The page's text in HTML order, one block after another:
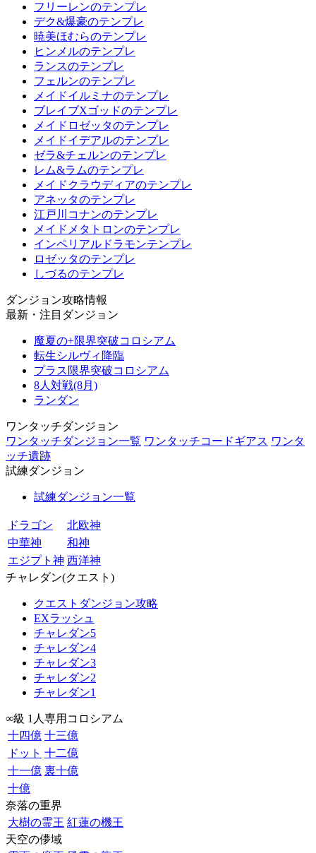
フリーレンのテンプレ
デク&爆豪のテンプレ
暁美ほむらのテンプレ
ヒンメルのテンプレ
ランスのテンプレ
フェルンのテンプレ
メイドイルミナのテンプレ
ブレイブXゴッドのテンプレ
メイドロゼッタのテンプレ
メイドイデアルのテンプレ
ゼラ&チェルンのテンプレ
レム&ラムのテンプレ
メイドクラウディアのテンプレ
アネッタのテンプレ
江戸川コナンのテンプレ
メイドメタトロンのテンプレ
インペリアルドラモンテンプレ
ロゼッタのテンプレ
しづるのテンプレ
ダンジョン攻略情報
最新・注目ダンジョン
魔夏の+限界突破コロシアム
転生シルヴィ降臨
プラス限界突破コロシアム
8人対戦(8月)
ランダン
ワンタッチダンジョン
ワンタッチダンジョン一覧 ワンタッチコードギアス ワンタ
ッチ遺跡
試練ダンジョン
試練ダンジョン一覧
ドラゴン
北欧神
中華神
和神
エジプト神 西洋神
チャレダン(クエスト)
クエストダンジョン攻略
EXラッシュ
チャレダン5
チャレダン4
チャレダン3
チャレダン2
チャレダン1
∞級 1人専用コロシアム
十四億 十三億
ドット 十二億
十一億 裏十億
十億
奈落の重界
大樹の霊王 紅蓮の機王
天空の儚域